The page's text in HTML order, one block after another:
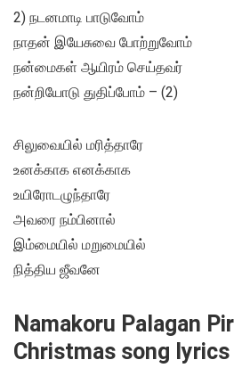
2) நடனமாடி பாடுவோம்
நாதன் இயேசுவை போற்றுவோம்
நன்மைகள் ஆயிரம் செய்தவர்
நன்றியோடு துதிப்போம் – (2)
சிலுவையில் மரித்தாரே
உனக்காக எனக்காக
உயிரோடழுந்தாரே
அவரை நம்பினால்
இம்மையில் மறுமையில்
நித்திய ஜீவனே
Namakoru Palagan
Christmas song